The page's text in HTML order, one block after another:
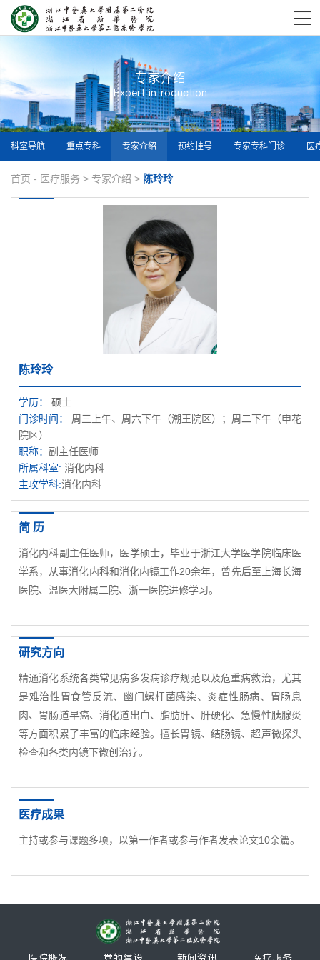
专家介绍
Expert introduction
科室导航 重点专科 专家介绍 预约挂号 专家专科门诊 医
首页 - 医疗服务 > 专家介绍 > 陈玲玲
陈玲玲
学历： 硕士
门诊时间： 周三上午、周六下午（潮王院区）；周二下午（申花
院区）
职称： 副主任医师
所属科室: 消化内科
主攻学科:消化内科
简 历
消化内科副主任医师，医学硕士，毕业于浙江大学医学院临床医
学系，从事消化内科和消化内镜工作20余年，曾先后至上海长海
医院、温医大附属二院、浙一医院进修学习。
研究方向
精通消化系统各类常见病多发病诊疗规范以及危重病救治，尤其
是难治性胃食管反流、幽门螺杆菌感染、炎症性肠病、胃肠息
肉、胃肠道早癌、消化道出血、脂肪肝、肝硬化、急慢性胰腺炎
等方面积累了丰富的临床经验。擅长胃镜、结肠镜、超声微探头
检查和各类内镜下微创治疗。
医疗成果
主持或参与课题多项，以第一作者或参与作者发表论文10余篇。